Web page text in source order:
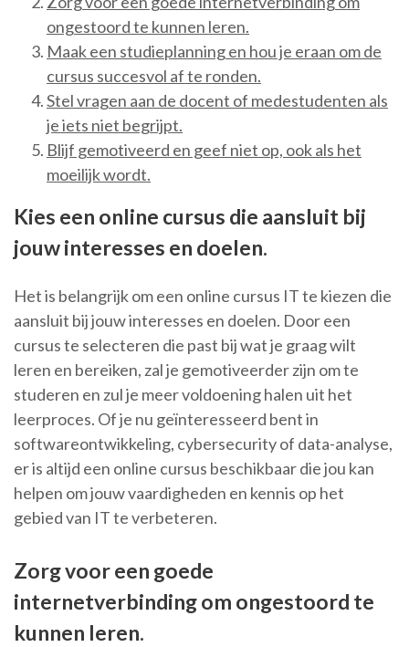
ongestoord te kunnen leren.
Maak een studieplanning en hou je eraan om de
cursus succesvol af te ronden.
Stel vragen aan de docent of medestudenten als
je iets niet begrijpt.
Blijf gemotiveerd en geef niet op, ook als het
moeilijk wordt.
Kies een online cursus die aansluit bij
jouw interesses en doelen.
Het is belangrijk om een online cursus IT te kiezen die
aansluit bij jouw interesses en doelen. Door een
cursus te selecteren die past bij wat je graag wilt
leren en bereiken, zal je gemotiveerder zijn om te
studeren en zul je meer voldoening halen uit het
leerproces. Of je nu geïnteresseerd bent in
softwareontwikkeling, cybersecurity of data-analyse,
er is altijd een online cursus beschikbaar die jou kan
helpen om jouw vaardigheden en kennis op het
gebied van IT te verbeteren.
Zorg voor een goede
internetverbinding om ongestoord te
kunnen leren.